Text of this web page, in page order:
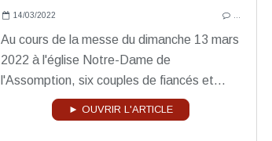
14/03/2022
Au cours de la messe du dimanche 13 mars
2022 à l'église Notre-Dame de
l'Assomption, six couples de fiancés et...
► OUVRIR L'ARTICLE